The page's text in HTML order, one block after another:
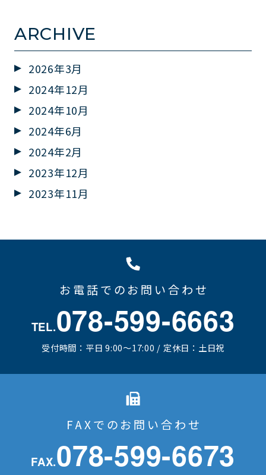
ARCHIVE
2026年3月
2024年12月
2024年10月
2024年6月
2024年2月
2023年12月
2023年11月
お電話でのお問い合わせ
TEL.078-599-6663
受付時間：平日 9:00～17:00 / 定休日：土日祝
FAXでのお問い合わせ
FAX.078-599-6673